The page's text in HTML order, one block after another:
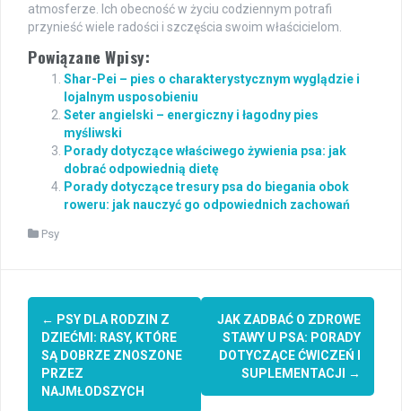
atmosferze. Ich obecność w życiu codziennym potrafi
przynieść wiele radości i szczęścia swoim właścicielom.
Powiązane Wpisy:
Shar-Pei – pies o charakterystycznym wyglądzie i
lojalnym usposobieniu
Seter angielski – energiczny i łagodny pies
myśliwski
Porady dotyczące właściwego żywienia psa: jak
dobrać odpowiednią dietę
Porady dotyczące tresury psa do biegania obok
roweru: jak nauczyć go odpowiednich zachowań
Psy
Post
navigation
← PSY DLA RODZIN Z
DZIEĆMI: RASY, KTÓRE
SĄ DOBRZE ZNOSZONE
PRZEZ
NAJMŁODSZYCH
JAK ZADBAĆ O ZDROWE
STAWY U PSA: PORADY
DOTYCZĄCE ĆWICZEŃ I
SUPLEMENTACJI
→